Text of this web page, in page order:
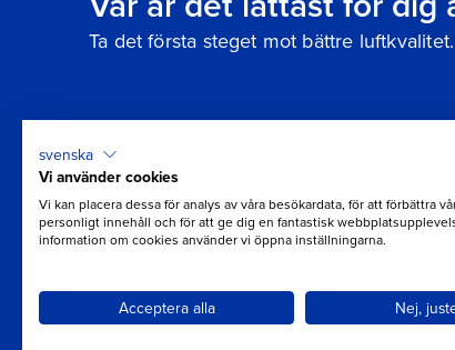
Ta det första steget mot bättre luftkvalitet.
svenska
Vi använder cookies
Vi kan placera dessa för analys av våra besökardata, för att förbättra
personligt innehåll och för att ge dig en fantastisk
information om cookies använder vi öppna inställningarna.
Acceptera alla Nej,